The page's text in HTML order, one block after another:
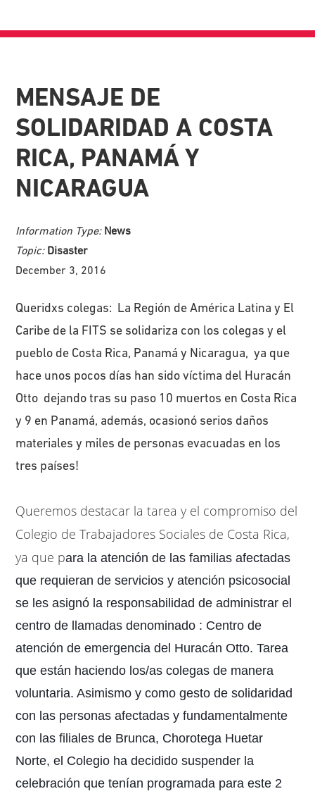
MENSAJE DE
SOLIDARIDAD A COSTA
RICA, PANAMÁ Y
NICARAGUA
Information Type: News
Topic: Disaster
December 3, 2016
Queridxs colegas: La Región de América Latina y El
Caribe de la FITS se solidariza con los colegas y el
pueblo de Costa Rica, Panamá y Nicaragua, ya que
hace unos pocos días han sido víctima del Huracán
Otto dejando tras su paso 10 muertos en Costa Rica
y 9 en Panamá, además, ocasionó serios daños
materiales y miles de personas evacuadas en los
tres países!
Queremos destacar la tarea y el compromiso del
Colegio de Trabajadores Sociales de Costa Rica,
ya que para la atención de las familias afectadas
que requieran de servicios y atención psicosocial
se les asignó la responsabilidad de administrar el
centro de llamadas denominado : Centro de
atención de emergencia del Huracán Otto. Tarea
que están haciendo los/as colegas de manera
voluntaria. Asimismo y como gesto de solidaridad
con las personas afectadas y fundamentalmente
con las filiales de Brunca, Chorotega Huetar
Norte, el Colegio ha decidido suspender la
celebración que tenían programada para este 2